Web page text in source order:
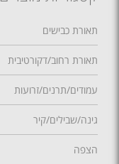
תאורת כבישים
תאורת רחוב/דקורטיבית
עמודים/תרנים/זרועות
גינה/שבילים/קיר
הצפה